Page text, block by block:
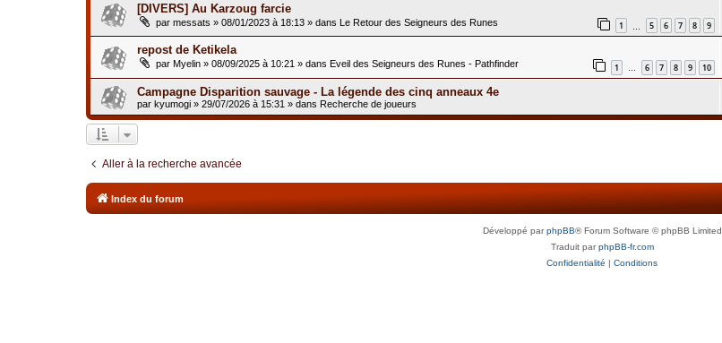
[DIVERS] Au Karzoug farcie
par messats » 08/01/2023 à 18:13 » dans Le Retour des Seigneurs des Runes 1 5 6 7 8 9
repost de Ketikela
par Myelin » 08/09/2025 à 10:21 » dans Eveil des Seigneurs des Runes - Pathfinder 1 … 6 7 8 9 10
Campagne Disparition sauvage - La légende des cinq anneaux 4e
par kyumogi » 29/07/2026 à 15:31 » dans Recherche de joueurs
Aller à la recherche avancée
Index du forum
Développé parphpBB® Forum Software © phpBB Limited
Traduit parphpBB-fr.com
Confidentialité | Conditions